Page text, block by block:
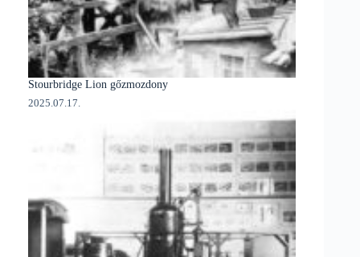
Stourbridge Lion gőzmozdony
2025.07.17.